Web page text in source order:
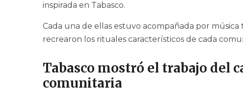
inspirada en Tabasco.
Cada una de ellas estuvo acompañada por
recrearon los rituales característicos de cada
Tabasco mostró el trabajo del
comunitaria